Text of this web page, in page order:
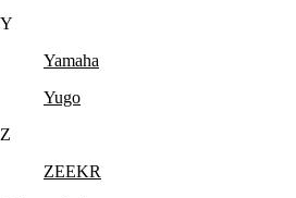
Y
Yamaha
Yugo
Z
ZEEKR